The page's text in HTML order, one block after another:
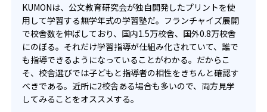
KUMONは、公文教育研究会が独自開発したプリントを使
用して学習する無学年式の学習塾だ。フランチャイズ展開
で校舎数を伸ばしており、国内1.5万校舎、国外0.8万校舎
にのぼる。それだけ学習指導が仕組み化されていて、誰で
も指導できるようになっていることがわかる。だからこ
そ、校舎選びでは子どもと指導者の相性をきちんと確認す
べきである。近所に2校舎ある場合も多いので、両方見学
してみることをオススメする。